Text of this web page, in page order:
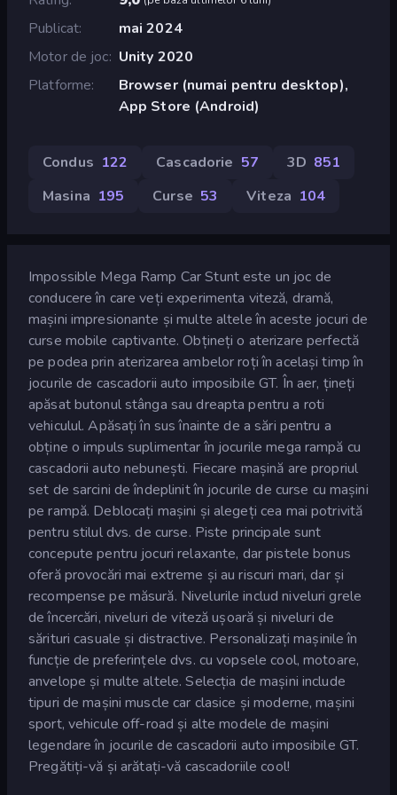
Publicat
mai 2024
Motor de joc Unity 2020
Platforme
Browser (numai pentru desktop),
App Store (Android)
Condus 122 Cascadorie 57 3D 851
Masina 195 Curse 53 Viteza 104
Impossible Mega Ramp Car Stunt este un joc de
conducere în care veți experimenta viteză, dramă,
mașini impresionante și multe altele în aceste jocuri de
curse mobile captivante. Obțineți o aterizare perfectă
pe podea prin aterizarea ambelor roți în același timp în
jocurile de cascadorii auto imposibile GT. În aer, țineți
apăsat butonul stânga sau dreapta pentru a roti
vehiculul. Apăsați în sus înainte de a sări pentru a
obține o impuls suplimentar în jocurile mega rampă cu
cascadorii auto nebunești. Fiecare mașină are propriul
set de sarcini de îndeplinit în jocurile de curse cu mașini
pe rampă. Deblocați mașini și alegeți cea mai potrivită
pentru stilul dvs. de curse. Piste principale sunt
concepute pentru jocuri relaxante, dar pistele bonus
oferă provocări mai extreme și au riscuri mari, dar și
recompense pe măsură. Nivelurile includ niveluri grele
de încercări, niveluri de viteză ușoară și niveluri de
sărituri casuale și distractive. Personalizați mașinile în
funcție de preferințele dvs. cu vopsele cool, motoare,
anvelope și multe altele. Selecția de mașini include
tipuri de mașini muscle car clasice și moderne, mașini
sport, vehicule off-road și alte modele de mașini
legendare în jocurile de cascadorii auto imposibile GT.
Pregătiți-vă și arătați-vă cascadoriile cool!